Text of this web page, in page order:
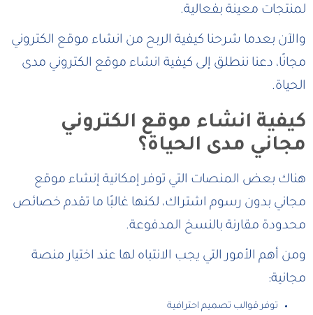
لمنتجات معينة بفعالية.
والآن بعدما شرحنا كيفية الربح من انشاء موقع الكتروني
مجانًا، دعنا ننطلق إلى كيفية انشاء موقع الكتروني مدى
الحياة.
كيفية انشاء موقع الكتروني
مجاني مدى الحياة؟
هناك بعض المنصات التي توفر إمكانية إنشاء موقع
مجاني بدون رسوم اشتراك، لكنها غالبًا ما تقدم خصائص
محدودة مقارنة بالنسخ المدفوعة.
ومن أهم الأمور التي يجب الانتباه لها عند اختيار منصة
مجانية:
توفر قوالب تصميم احترافية